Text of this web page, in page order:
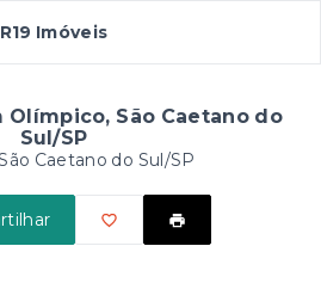
R19 Imóveis
São Caetano do
Sul/SP
Caetano do Sul/SP